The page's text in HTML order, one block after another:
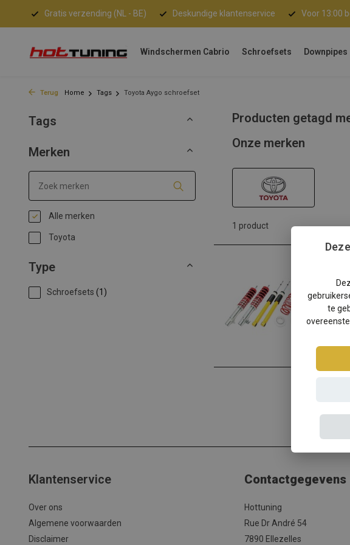
Gratis verzending (NL - BE) Deskundige klantenservice Voor 13:00
Windschermen Cabrio Schroefsets Downpipes
Terug Home Tags Toyota Aygo schroefset
Tags
Merken
Alle merken
Toyota
Type
Schroefsets (1)
Producten getagd
Onze merken
1 product
Klantenservice
Over ons
Algemene voorwaarden
Disclaimer
Contactgegevens
Hottuning
Rue Dr André 54
7890 Ellezelles
te